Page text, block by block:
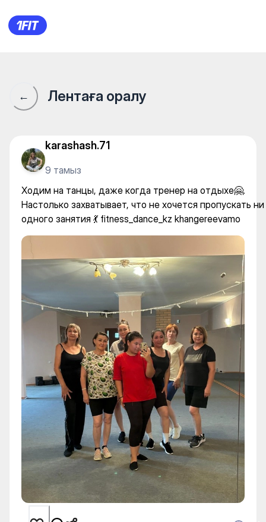
Ходим на танцы, даже
← Лентаға оралу
karashash.71
9 тамыз
Ходим на танцы, даже когда тренер на отдыхе🤗.
Настолько захватывает, что не хочется пропускать ни
одного занятия 💃 fitness_dance_kz khangereevamo